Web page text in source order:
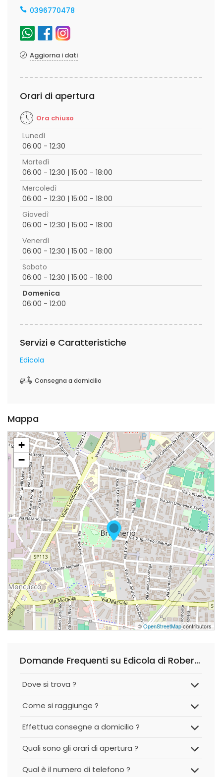
0396770478
Aggiorna i dati
Orari di apertura
Ora chiuso
Lunedì
06:00 - 12:30
Martedì
06:00 - 12:30 | 15:00 - 18:00
Mercoledì
06:00 - 12:30 | 15:00 - 18:00
Giovedì
06:00 - 12:30 | 15:00 - 18:00
Venerdì
06:00 - 12:30 | 15:00 - 18:00
Sabato
06:00 - 12:30 | 15:00 - 18:00
Domenica
06:00 - 12:00
Servizi e Caratteristiche
Edicola
Consegna a domicilio
Mappa
+
−
©OpenStreetMapcontributors
Domande Frequenti su Edicola di Roberta
Dove si trova ?
Come si raggiunge ?
Effettua consegne a domicilio ?
Quali sono gli orari di apertura ?
Qual è il numero di telefono ?